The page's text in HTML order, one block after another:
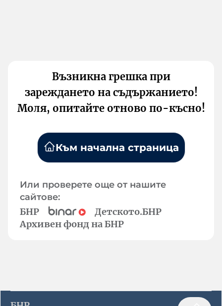
Възникна грешка при
зареждането на съдържанието!
Моля, опитайте отново по-късно!
Към начална страница
Или проверете още от нашите
сайтове:
БНР
Детското.БНР
Архивен фонд на БНР